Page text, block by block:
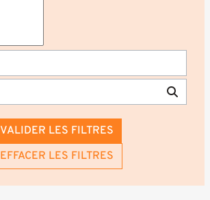
VALIDER LES FILTRES
EFFACER LES FILTRES